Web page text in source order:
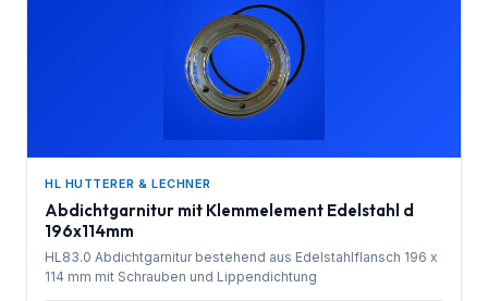
HL HUTTERER & LECHNER
Abdichtgarnitur mit Klemmelement Edelstahl d
196x114mm
HL83.0 Abdichtgarnitur bestehend aus Edelstahlflansch 196 x
114 mm mit Schrauben und Lippendichtung